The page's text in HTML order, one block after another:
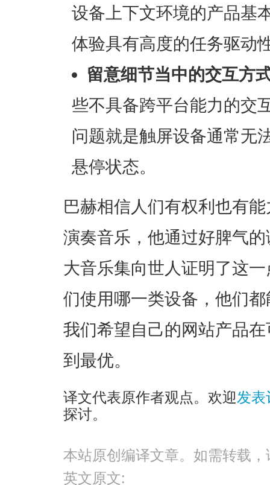
设备上下文环境的产品基
体验具有高度的任务驱动
留意细节当中的交互方
些不具备跨平台能力的交
问题就是触屏设备通常无
悬停状态。
巴赫相信人们有权利也有
演奏音乐，他通过好脾气
大音乐集向世人证明了这
们使用哪一类设备，他们
我们希望自己的网站产品
到最优。
译文代表原作者观点。欢迎发表
探讨。
本站原创编译文章。如需转载
英文原文: